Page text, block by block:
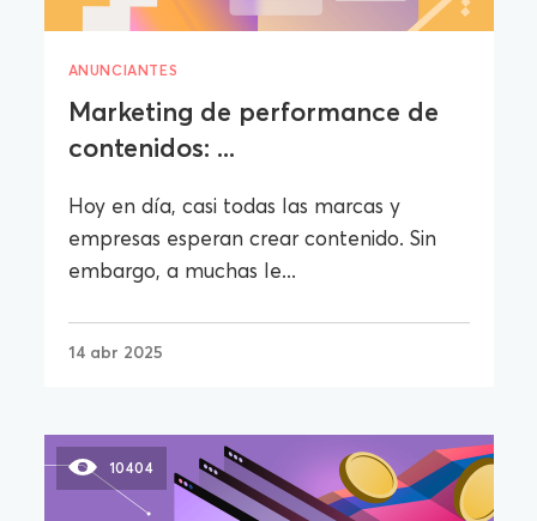
ANUNCIANTES
Marketing de performance de
contenidos: ...
Hoy en día, casi todas las marcas y
empresas esperan crear contenido. Sin
embargo, a muchas le...
14 abr 2025
10404